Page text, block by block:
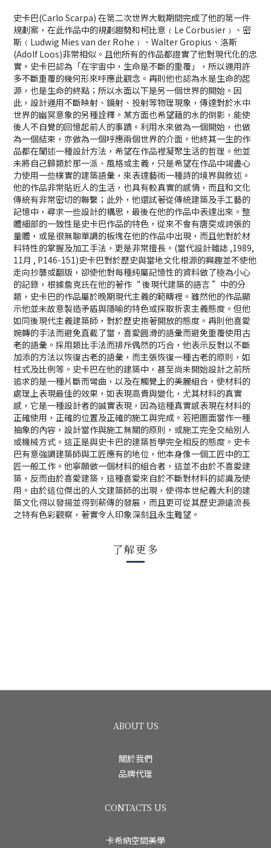
史卡巴(Carlo Scarpa) 在第二次世界大戰期間完成了他的第一件
規劃案，在此作品中的規劃趨勢和柯比意﹙Le Corbusier﹚、密
斯﹙Ludwig Mies van der Rohe﹚、Walter Gropius、洛斯
(Adolf Loos)非常相似。且他所有的作品都證實了他對現代化的忠
實。史卡巴認為「在宇宙中，生命是不斷的重覆」，所以運用許
多不斷重覆的幾何形來呼應此觀念。再則他也認為水是生命的起
源，也是生命的終點；所以水面以下是另一個世界的開始。因
此，設計運用不斷映射、鏡射、投射等物理現象，傳達對於水中
世界的幽冥意象的另種詮釋。某方面也希望藉的水的倒影，能使
後人不自覺的回憶起前人的事蹟。利用水來做為一個開始，也做
為一個結束，亦做為一個呼應兩個世界的介面。他終其一生的作
品都在闡述一種設計方法，希望在作品裡凝聚生活的哲理。他並
未將自己歸類於那一派、風格或主義，只是希望在作品中竭盡心
力使用一些樸實的建築語彙，來表達藝術一種詩的境界與敘述。
他的作品非常貼近人的生活，也具有較真實的感情，而且和文化
傳統有非常密切的聯繫；此外，他還試著從傳統建築及手工藝的
記憶中，尋求一些設計的構思，最後在他的作品中表達出來。整
體細部的一致性是史卡巴作品的特色，從來不會有唐突或誇張的
量體，或是很無聊單調的板塊在他的作品中出現，而且他對於材
料特性的掌握及加工手法，更是非常擅長。(當代設計雜誌 ,1989,
11月 , P146-151)史卡巴對於歷史與當地文化根源的興趣並不使他
走向抄襲或翻版，卻使他對每種純屬記憶性的資料做了極為小心
的記錄，根據詹克氏在他的著作“ 後現代建築的語言 ”中的分
類，史卡巴的作品屬於晚期現代主義的範疇裡。雖然他的作品顯
示他並未故意製造矛盾與隱喻的特色或採取折衷主義態度。但他
如同後現代主義建築師，對於歷史抱著開放的態度。再則他喜愛
婉轉的手法而避免直截了當，喜愛圓滑的語彙而避免重覆使用古
老的語彙。採用類比手法而排斥偶然的巧合，他表示反對以不斷
加添的方法以恢復古老的語彙，而主張恢復一種古老的原則，如
柱式及比例等。史卡巴在他的建築中，甚至尚未開始設計之前所
追求的是一種片斷而彎曲，以及在觸覺上的美麗組合，使材料的
處理上表現最佳的效果，如表現高貴與變化，尤其材料的真實
感，它是一種設計者的誠實表現，因為這種真實感表現在材料的
正確使用，正確的位置及正確的施工與完成。若把圖面當作一種
抽象的內容，設計當作與施工無關的原則，或施工完全交給別人
或機械方式。這正是與史卡巴的建築哲學完全相反的態度。史卡
巴有意強調建築師與工匠應有的地位，他本身像一個工匠中的工
匠一般工作。他寧願做一個材料的組合者，這並不由於不喜愛建
築，反而由於喜愛建築，這種喜愛來自於不斷對材料的認識及使
用。由於這位傑出的人文建築師的出現，使得本世紀義大利的建
築文化得以發揚並得到薪傳的發展，而且更可從其歷史源遠流長
之特有色彩觀察，著實令人印象深刻且永生難望。
了解更多
ABOUT US
關於我們
品牌代理
CONTACTS US
卡希納空間美學